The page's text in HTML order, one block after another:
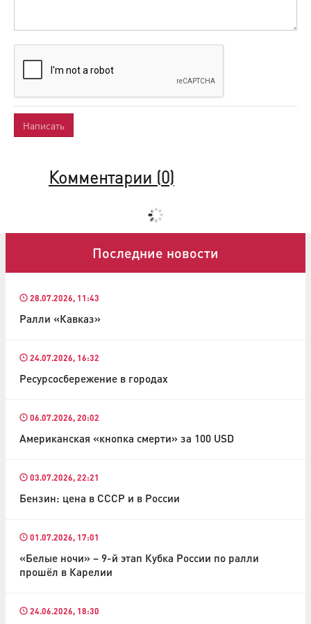
Комментарии (0)
Последние новости
28.07.2026, 11:43
Ралли «Кавказ»
24.07.2026, 16:32
Ресурсосбережение в городах
06.07.2026, 20:02
Американская «кнопка смерти» за 100 USD
03.07.2026, 22:21
Бензин: цена в СССР и в России
01.07.2026, 17:01
«Белые ночи» – 9-й этап Кубка России по ралли
прошёл в Карелии
24.06.2026, 18:30